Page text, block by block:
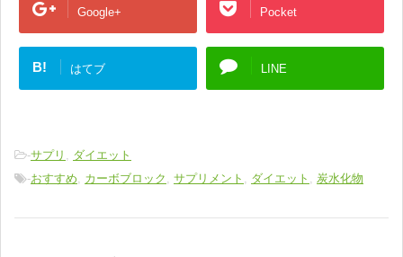
Google+ Pocket
B! はてブ LINE
-サプリ , ダイエット
-おすすめ, カーボブロック , サプリメント , ダイエット , 炭水化物